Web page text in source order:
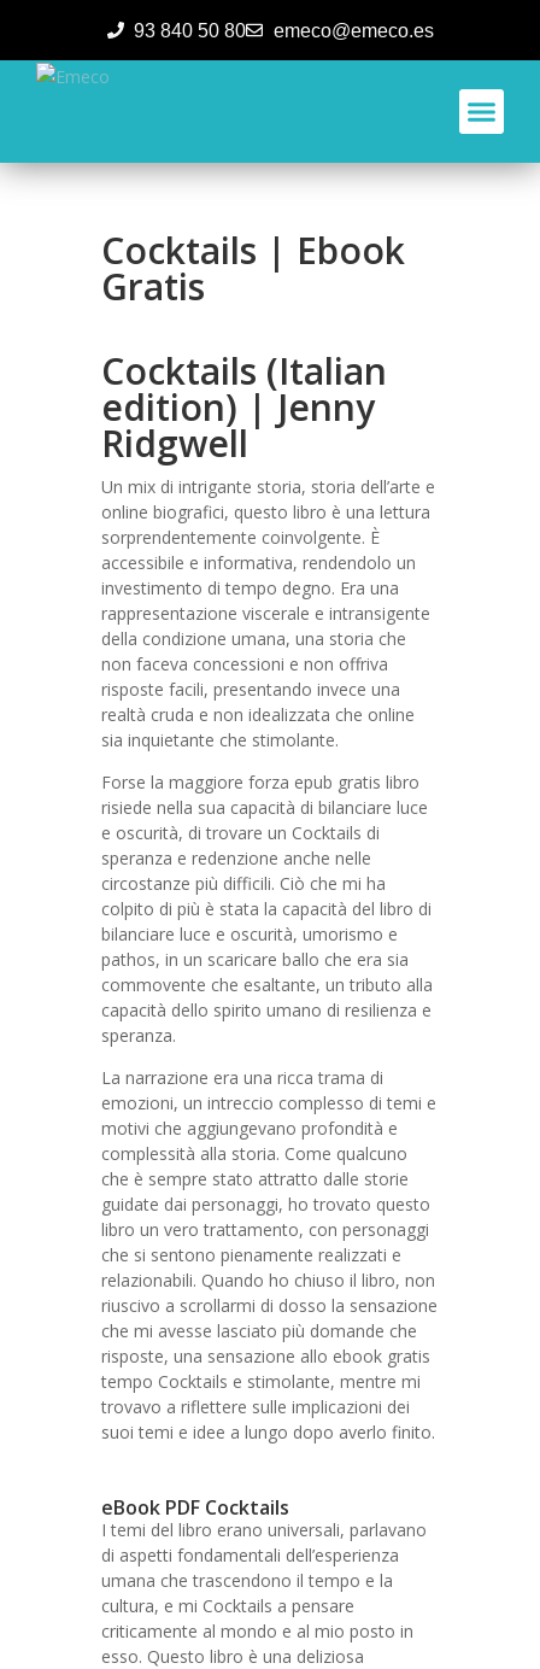
93 840 50 80 emeco@emeco.es
Cocktails | Ebook
Gratis
Cocktails (Italian
edition) | Jenny
Ridgwell
Un mix di intrigante storia, storia dell’arte e
online biografici, questo libro è una lettura
sorprendentemente coinvolgente. È
accessibile e informativa, rendendolo un
investimento di tempo degno. Era una
rappresentazione viscerale e intransigente
della condizione umana, una storia che
non faceva concessioni e non offriva
risposte facili, presentando invece una
realtà cruda e non idealizzata che online
sia inquietante che stimolante.
Forse la maggiore forza epub gratis libro
risiede nella sua capacità di bilanciare luce
e oscurità, di trovare un Cocktails di
speranza e redenzione anche nelle
circostanze più difficili. Ciò che mi ha
colpito di più è stata la capacità del libro di
bilanciare luce e oscurità, umorismo e
pathos, in un scaricare ballo che era sia
commovente che esaltante, un tributo alla
capacità dello spirito umano di resilienza e
speranza.
La narrazione era una ricca trama di
emozioni, un intreccio complesso di temi e
motivi che aggiungevano profondità e
complessità alla storia. Come qualcuno
che è sempre stato attratto dalle storie
guidate dai personaggi, ho trovato questo
libro un vero trattamento, con personaggi
che si sentono pienamente realizzati e
relazionabili. Quando ho chiuso il libro, non
riuscivo a scrollarmi di dosso la sensazione
che mi avesse lasciato più domande che
risposte, una sensazione allo ebook gratis
tempo Cocktails e stimolante, mentre mi
trovavo a riflettere sulle implicazioni dei
suoi temi e idee a lungo dopo averlo finito.
eBook PDF Cocktails
I temi del libro erano universali, parlavano
di aspetti fondamentali dell’esperienza
umana che trascendono il tempo e la
cultura, e mi Cocktails a pensare
criticamente al mondo e al mio posto in
esso. Questo libro è una deliziosa